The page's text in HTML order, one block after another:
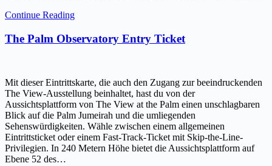
Continue Reading
The Palm Observatory Entry Ticket
Mit dieser Eintrittskarte, die auch den Zugang zur beeindruckenden
The View-Ausstellung beinhaltet, hast du von der
Aussichtsplattform von The View at the Palm einen unschlagbaren
Blick auf die Palm Jumeirah und die umliegenden
Sehenswürdigkeiten. Wähle zwischen einem allgemeinen
Eintrittsticket oder einem Fast-Track-Ticket mit Skip-the-Line-
Privilegien. In 240 Metern Höhe bietet die Aussichtsplattform auf
Ebene 52 des…